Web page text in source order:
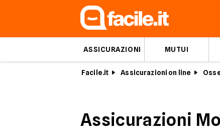
ASSICURAZIONI MUTUI
Facile.it Assicurazioni on line
Assicurazioni